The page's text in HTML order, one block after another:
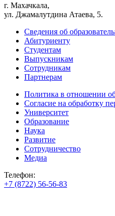
г. Махачкала,
ул. Джамалутдина Атаева, 5.
Сведения об
Абитуриенту
Студентам
Выпускникам
Сотрудникам
Партнерам
Политика в отношении
Согласие на обработку
Университет
Образование
Наука
Развитие
Сотрудничество
Медиа
Телефон:
+7 (8722) 56-56-83